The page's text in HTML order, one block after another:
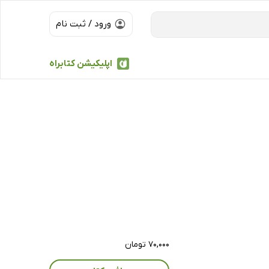
ورود / ثبت نام
اپلیکیشن کتابراه
۷۰,۰۰۰ تومان